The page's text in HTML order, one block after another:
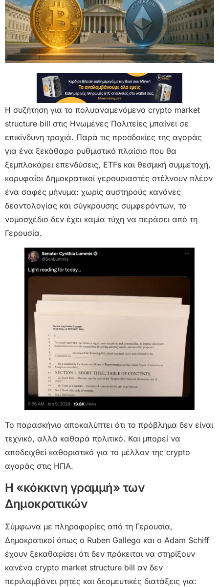
Η συζήτηση για το πολυαναμενόμενο crypto market
structure bill στις Ηνωμένες Πολιτείες μπαίνει σε
επικίνδυνη τροχιά. Παρά τις προσδοκίες της αγοράς
για ένα ξεκάθαρο ρυθμιστικό πλαίσιο που θα
ξεμπλοκάρει επενδύσεις, ETFs και θεσμική συμμετοχή,
κορυφαίοι Δημοκρατικοί γερουσιαστές στέλνουν πλέον
ένα σαφές μήνυμα: χωρίς αυστηρούς κανόνες
δεοντολογίας και σύγκρουσης συμφερόντων, το
νομοσχέδιο δεν έχει καμία τύχη να περάσει από τη
Γερουσία.
Το παρασκήνιο αποκαλύπτει ότι το πρόβλημα δεν είναι
τεχνικό, αλλά καθαρά πολιτικό. Και μπορεί να
αποδειχθεί καθοριστικό για το μέλλον της crypto
αγοράς στις ΗΠΑ.
Η «κόκκινη γραμμή» των
Δημοκρατικών
Σύμφωνα με πληροφορίες από τη Γερουσία,
Δημοκρατικοί όπως ο Ruben Gallego και ο Adam Schiff
έχουν ξεκαθαρίσει ότι δεν πρόκειται να στηρίξουν
κανένα crypto market structure bill αν δεν
περιλαμβάνει ρητές και δεσμευτικές διατάξεις για: